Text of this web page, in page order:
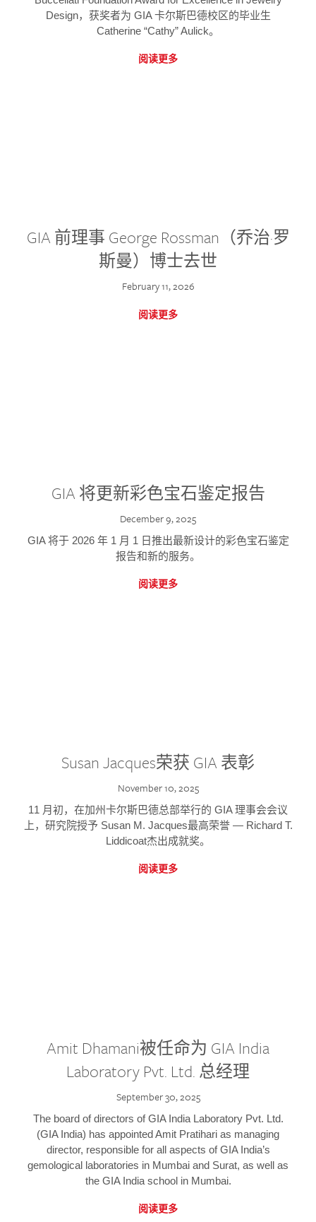
Design，获奖者为 GIA 卡尔斯巴德校区的毕业生
Catherine “Cathy” Aulick。
阅读更多
GIA 前理事 George Rossman（乔治·罗
斯曼）博士去世
February 11, 2026
阅读更多
GIA 将更新彩色宝石鉴定报告
December 9, 2025
GIA 将于 2026 年 1 月 1 日推出最新设计的彩色宝石鉴定
报告和新的服务。
阅读更多
Susan Jacques荣获 GIA 表彰
November 10, 2025
11 月初，在加州卡尔斯巴德总部举行的 GIA 理事会会议
上，研究院授予 Susan M. Jacques最高荣誉 — Richard T.
Liddicoat杰出成就奖。
阅读更多
Amit Dhamani被任命为 GIA India
Laboratory Pvt. Ltd. 总经理
September 30, 2025
The board of directors of GIA India Laboratory Pvt. Ltd.
(GIA India) has appointed Amit Pratihari as managing
director, responsible for all aspects of GIA India’s
gemological laboratories in Mumbai and Surat, as well as
the GIA India school in Mumbai.
阅读更多